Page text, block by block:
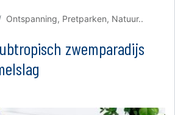
Ontspanning, Pretparken, Natuur..
zwemparadijs